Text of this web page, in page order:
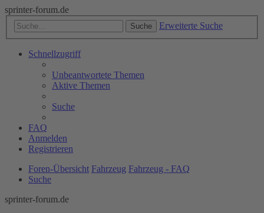
sprinter-forum.de
Suche Erweiterte Suche
Schnellzugriff
Unbeantwortete Themen
Aktive Themen
Suche
FAQ
Anmelden
Registrieren
Foren-Übersicht Fahrzeug Fahrzeug - FAQ
Suche
sprinter-forum.de